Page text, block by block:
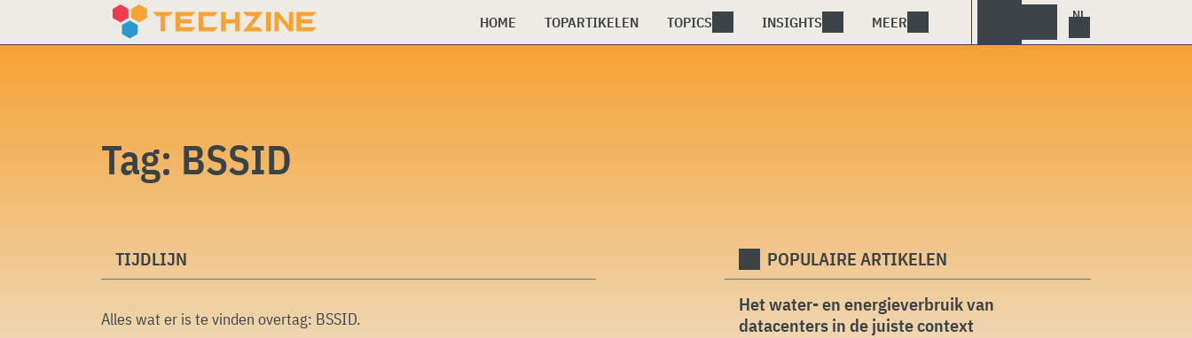
HOME TOPARTIKELEN TOPICS INSIGHTS MEER
Tag: BSSID
TIJDLIJN
Alles wat er is te vinden overtag: BSSID.
POPULAIRE ARTIKELEN
Het water- en energieverbruik van
datacenters in de juiste context